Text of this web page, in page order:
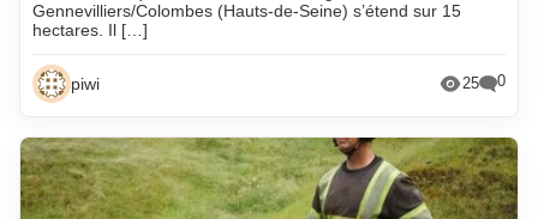
Gennevilliers/Colombes (Hauts-de-Seine) s’étend sur 15
hectares. Il […]
piwi 25 0